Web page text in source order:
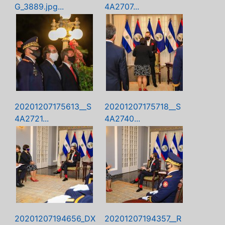
G_3889.jpg...
4A2707...
20201207175613__S
4A2721...
20201207175718__S
4A2740...
20201207194656_DX
20201207194357__R